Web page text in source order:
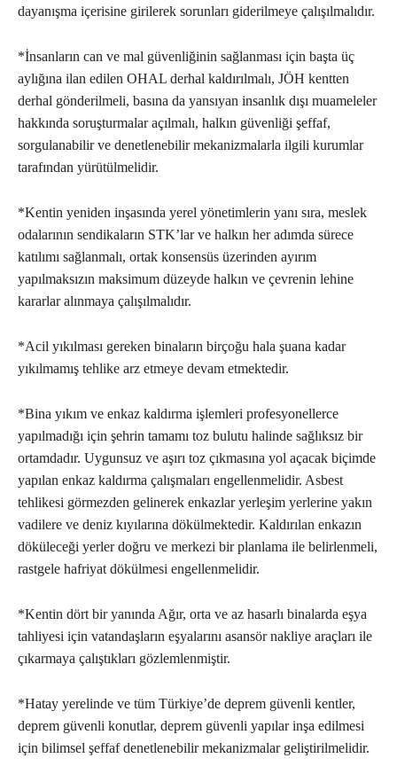
dayanışma içerisine girilerek sorunları giderilmeye çalışılmalıdır.
*İnsanların can ve mal güvenliğinin sağlanması için başta üç
aylığına ilan edilen OHAL derhal kaldırılmalı, JÖH kentten
derhal gönderilmeli, basına da yansıyan insanlık dışı muameleler
hakkında soruşturmalar açılmalı, halkın güvenliği şeffaf,
sorgulanabilir ve denetlenebilir mekanizmalarla ilgili kurumlar
tarafından yürütülmelidir.
*Kentin yeniden inşasında yerel yönetimlerin yanı sıra, meslek
odalarının sendikaların STK’lar ve halkın her adımda sürece
katılımı sağlanmalı, ortak konsensüs üzerinden ayırım
yapılmaksızın maksimum düzeyde halkın ve çevrenin lehine
kararlar alınmaya çalışılmalıdır.
*Acil yıkılması gereken binaların birçoğu hala şuana kadar
yıkılmamış tehlike arz etmeye devam etmektedir.
*Bina yıkım ve enkaz kaldırma işlemleri profesyonellerce
yapılmadığı için şehrin tamamı toz bulutu halinde sağlıksız bir
ortamdadır. Uygunsuz ve aşırı toz çıkmasına yol açacak biçimde
yapılan enkaz kaldırma çalışmaları engellenmelidir. Asbest
tehlikesi görmezden gelinerek enkazlar yerleşim yerlerine yakın
vadilere ve deniz kıyılarına dökülmektedir. Kaldırılan enkazın
döküleceği yerler doğru ve merkezi bir planlama ile belirlenmeli,
rastgele hafriyat dökülmesi engellenmelidir.
*Kentin dört bir yanında Ağır, orta ve az hasarlı binalarda eşya
tahliyesi için vatandaşların eşyalarını asansör nakliye araçları ile
çıkarmaya çalıştıkları gözlemlenmiştir.
*Hatay yerelinde ve tüm Türkiye’de deprem güvenli kentler,
deprem güvenli konutlar, deprem güvenli yapılar inşa edilmesi
için bilimsel şeffaf denetlenebilir mekanizmalar geliştirilmelidir.